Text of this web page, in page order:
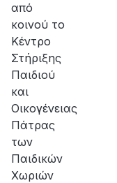
από
κοινού το
Κέντρο
Στήριξης
Παιδιού
και
Οικογένειας
Πάτρας
των
Παιδικών
Χωριών